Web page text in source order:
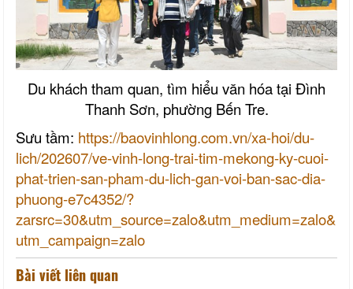
Du khách tham quan, tìm hiểu văn hóa tại Đình
Thanh Sơn, phường Bến Tre.
Sưu tầm: https://baovinhlong.com.vn/xa-hoi/du-
lich/202607/ve-vinh-long-trai-tim-mekong-ky-cuoi-
phat-trien-san-pham-du-lich-gan-voi-ban-sac-dia-
phuong-e7c4352/?
zarsrc=30&utm_source=zalo&utm_medium=zalo&
utm_campaign=zalo
Bài viết liên quan